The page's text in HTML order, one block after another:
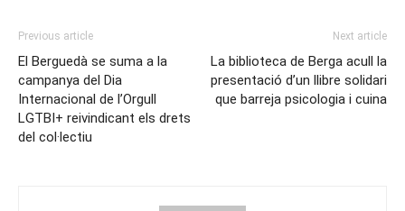
Previous article
El Berguedà se suma a la
campanya del Dia
Internacional de l’Orgull
LGTBI+ reivindicant els drets
del col·lectiu
Next article
La biblioteca de Berga acull la
presentació d’un llibre solidari
que barreja psicologia i cuina